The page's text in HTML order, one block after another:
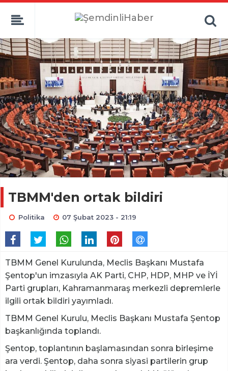
TBMM'den ortak bildiri
Politika 07 Şubat 2023 - 21:19
TBMM Genel Kurulunda, Meclis Başkanı Mustafa
Şentop'un imzasıyla AK Parti, CHP, HDP, MHP ve İYİ
Parti grupları, Kahramanmaraş merkezli depremlerle
ilgili ortak bildiri yayımladı.
TBMM Genel Kurulu, Meclis Başkanı Mustafa Şentop
başkanlığında toplandı.
Şentop, toplantının başlamasından sonra birleşime
ara verdi. Şentop, daha sonra siyasi partilerin grup